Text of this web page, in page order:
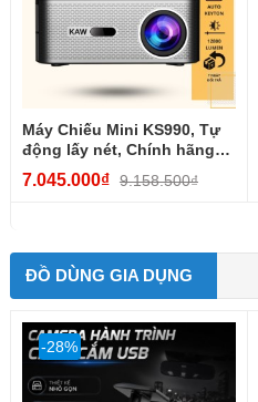
Máy Chiếu Mini KS990, Tự
động lấy nét, Chính hãng
Máy chiếu cho văn...
7.045.000₫ 9.158.500₫
ĐỒ DÙNG GIA DỤNG
-28%